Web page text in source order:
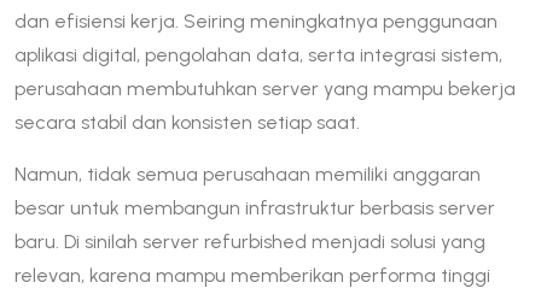
dan efisiensi kerja. Seiring meningkatnya penggunaan
aplikasi digital, pengolahan data, serta integrasi sistem,
perusahaan membutuhkan server yang mampu bekerja
secara stabil dan konsisten setiap saat.
Namun, tidak semua perusahaan memiliki anggaran
besar untuk membangun infrastruktur berbasis server
baru. Di sinilah server refurbished menjadi solusi yang
relevan, karena mampu memberikan performa tinggi